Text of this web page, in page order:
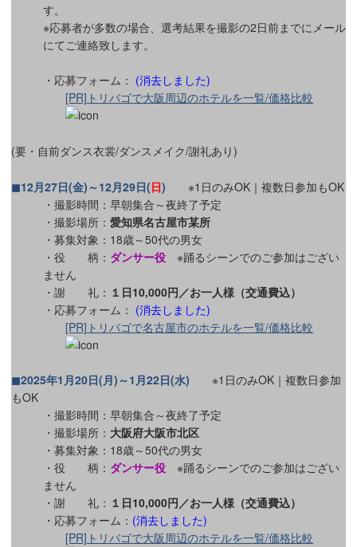
す。
※応募者が多数の場合、選考結果を撮影の2日前までにメール
にてご連絡致します。
・応募フォーム： (消去しました)
[PR]トリバゴで大阪周辺のホテルを一覧/価格比較
(要・自前ダンス衣裳/ダンスメイク/謝礼あり)
◼12月27日(金)～12月29日(日) ※1日のみOK｜複数日参加もOK
・撮影時間：早朝集合～夜終了予定
・撮影場所： 愛知県名古屋市某所
・募集対象：18歳～50代の男女
・役 柄： ダンサー役 ※踊るシーンでのご参加はござい
ません
・謝 礼： １日10,000円／お一人様（交通費込）
・応募フォーム： (消去しました)
[PR]トリバゴで名古屋市のホテルを一覧/価格比較
◼︎2025年1月20日(月)～1月22日(水) ※1日のみOK｜複数日参加
もOK
・撮影時間：早朝集合～夜終了予定
・撮影場所： 大阪府大阪市北区
・募集対象：18歳～50代の男女
・役 柄： ダンサー役 ※踊るシーンでのご参加はござい
ません
・謝 礼： １日10,000円／お一人様（交通費込）
・応募フォーム： (消去しました)
[PR]トリバゴで大阪周辺のホテルを一覧/価格比較